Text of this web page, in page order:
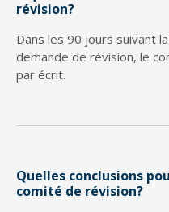
révision?
Dans les 90 jours suivant
demande de révision, le
par écrit.
Quelles conclusions
comité de révision?